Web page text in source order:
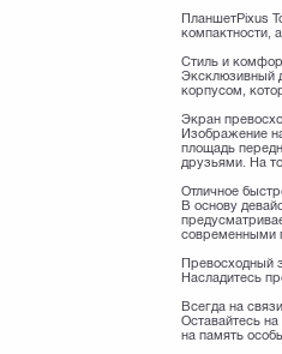
ПланшетPixus
компактности,
Стиль и
Эксклюзивный
корпусом,
Экран
Изображение
площадь
друзьями. На
Отличное
В основу
современными
Превосходный
Насладитесь
Всегда на связи
Оставайтесь
на память